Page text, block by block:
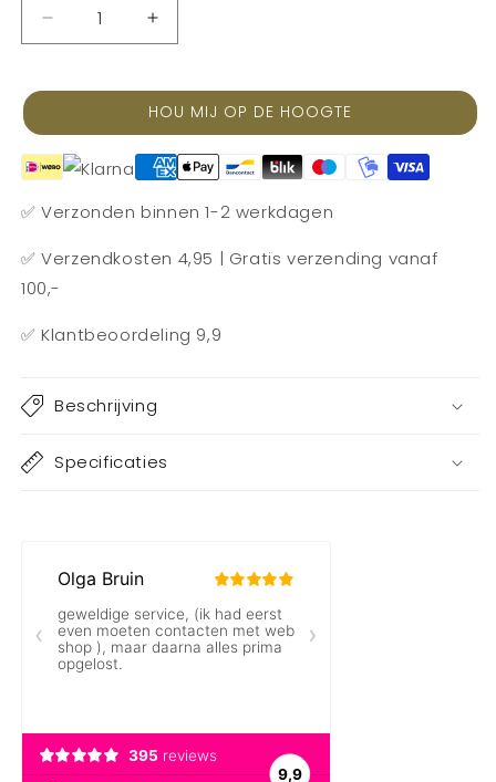
Aantal
verlagen
Schaaltje
|
Aantal
verhogen
Schaaltje
|
HOU MIJ OP DE HOOGTE
✅ Verzonden binnen 1-2 werkdagen
✅ Verzendkosten 4,95 | Gratis verzending vanaf
100,-
✅ Klantbeoordeling 9,9
Beschrijving
Specificaties